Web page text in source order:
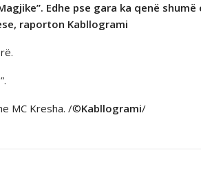
Edhe pse gara ka qenë shumë
raporton Kabllogrami
MC Kresha. /©Kabllogrami/